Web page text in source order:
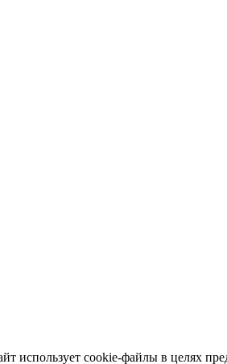
использует cookie-файлы в целях